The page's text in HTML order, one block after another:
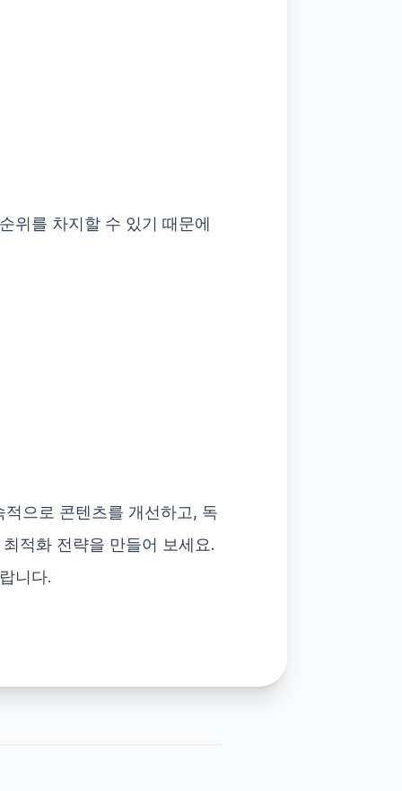
위를 차지할 수 있기 때문에
으로 콘텐츠를 개선하고, 독
적화 전략을 만들어 보세요.
니다.